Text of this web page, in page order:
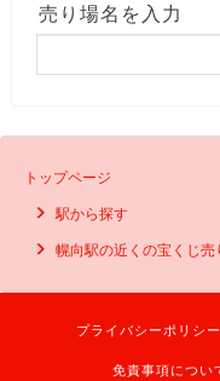
売り場名を入力
トップページ
駅から探す
幌向駅の近くの宝くじ売
プライバシーポリシー
免責事項につい